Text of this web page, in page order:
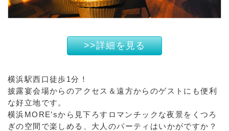
>>詳細を見る
横浜駅西口徒歩1分！
披露宴会場からのアクセス＆遠方からのゲストにも便利
な好立地です。
横浜MORE’sから見下ろすロマンチックな夜景をくつろ
ぎの空間で楽しめる、大人のパーティはいかがですか？